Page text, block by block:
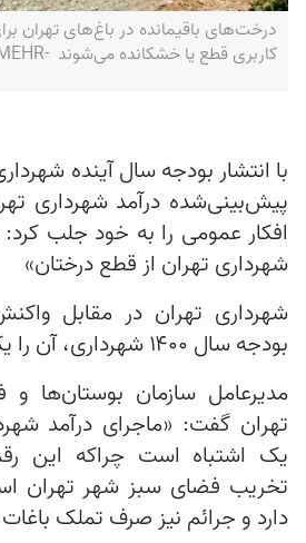
درخت‌های باقیمانده در باغ‌های تهران
کاربری قطع یا خشکانده می‌شوند -Asghar Khamseh/MEHR
با انتشار بودجه سال آینده
پیش‌بینی‌شده درآمد شهرداری
شهرداری تهران از قطع درختان»
شهرداری تهران در مقابل
بودجه سال ۱۴۰۰ شهرداری، آن را یک «اشتباه» خواند.
مدیرعامل سازمان بوستان‌ها
تهران گفت: «ماجرای درآمد
یک اشتباه است چراکه این
تخریب فضای سبز شهر تهران
دارد و جرائم نیز صرف تملک